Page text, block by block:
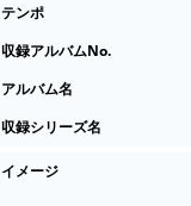
テンポ
収録アルバムNo.
アルバム名
収録シリーズ名
イメージ